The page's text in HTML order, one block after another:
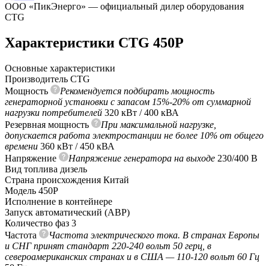
ООО «ПикЭнерго» — официальный дилер оборудования
CTG
Характеристики CTG 450P
Основные характеристики
Производитель CTG
Мощность
Рекомендуется подбирать мощность
генераторной установки с запасом 15%-20% от суммарной
нагрузки потребителей 320 кВт / 400 кВА
Резервная мощность
При максимальной нагрузке,
допускается работа электростанции не более 10% от общего
времени 360 кВт / 450 кВА
Напряжение
Напряжение генератора на выходе 230/400 В
Вид топлива дизель
Страна происхождения Китай
Модель 450P
Исполнение в контейнере
Запуск автоматический (АВР)
Количество фаз 3
Частота
Частота электрического тока. В странах Европы
и СНГ принят стандарт 220-240 вольт 50 герц, в
североамериканских странах и в США — 110-120 вольт 60 Гц